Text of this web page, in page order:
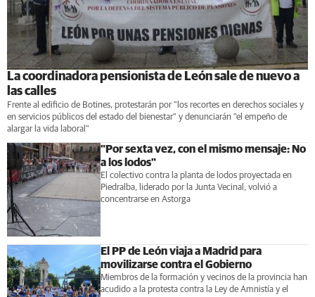
La coordinadora pensionista de León sale de nuevo a
las calles
Frente al edificio de Botines, protestarán por "los recortes en derechos sociales y
en servicios públicos del estado del bienestar" y denunciarán "el empeño de
alargar la vida laboral"
"Por sexta vez, con el mismo mensaje: No
a los lodos"
El colectivo contra la planta de lodos proyectada en
Piedralba, liderado por la Junta Vecinal, volvió a
concentrarse en Astorga
El PP de León viaja a Madrid para
movilizarse contra el Gobierno
Miembros de la formación y vecinos de la provincia han
acudido a la protesta contra la Ley de Amnistía y el